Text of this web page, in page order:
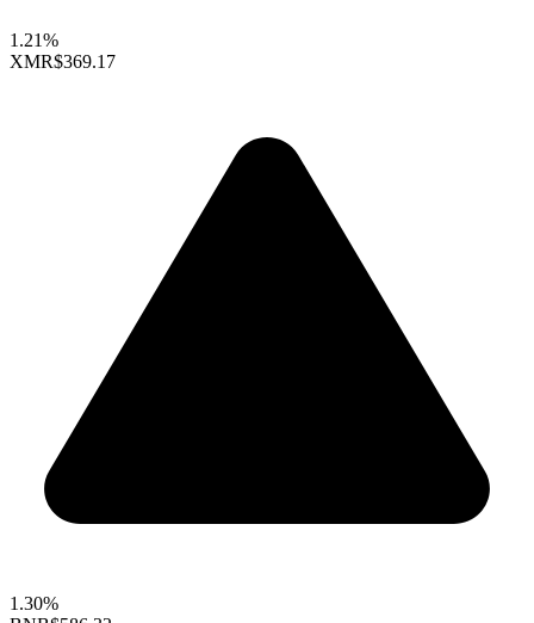
1.21%
XMR$369.17
1.30%